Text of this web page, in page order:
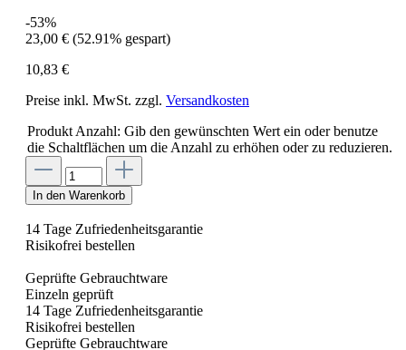
-53%
23,00 € (52.91% gespart)
10,83 €
Preise inkl. MwSt. zzgl. Versandkosten
Produkt Anzahl: Gib den gewünschten Wert ein oder benutze
die Schaltflächen um die Anzahl zu erhöhen oder zu reduzieren.
In den Warenkorb
14 Tage Zufriedenheitsgarantie
Risikofrei bestellen
Geprüfte Gebrauchtware
Einzeln geprüft
14 Tage Zufriedenheitsgarantie
Risikofrei bestellen
Geprüfte Gebrauchtware